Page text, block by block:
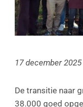
17 december 2025
De transitie naar
38.000 goed